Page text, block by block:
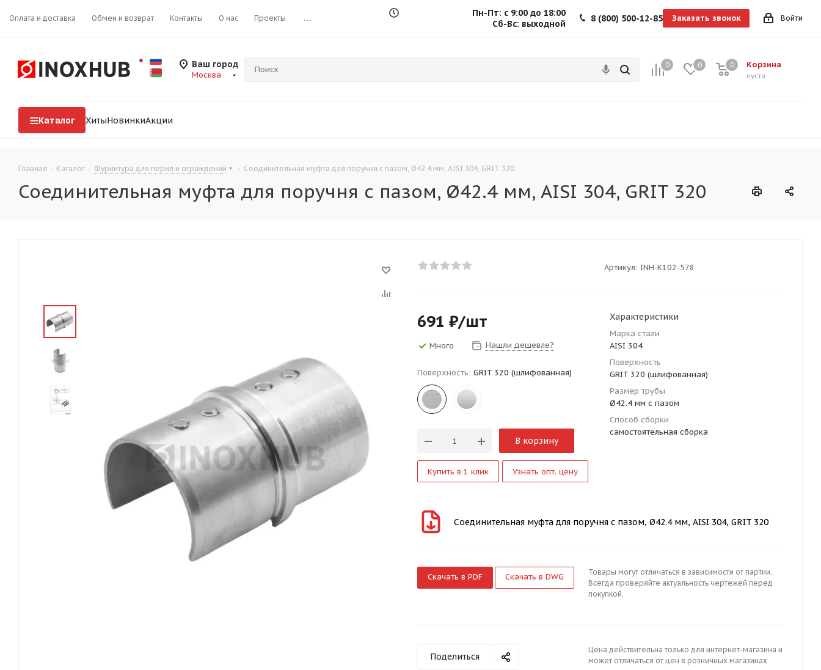
Оплата и доставка Обмен и возврат Контакты О нас Проекты ... Войти
8 (800) 500-12-85 Заказать звонок
Пн-Пт: с 9:00 до 18:00
Сб-Вс: выходной
Ваш город
Москва
0 0 Корзина
0
пуста
0
Каталог ХитыНовинкиАкции
Главная - Каталог - Фурнитура для перил и ограждений - Соединительная муфта для поручня с пазом, Ø42.4 мм, AISI 304, GRIT 320
Соединительная муфта для поручня с пазом, Ø42.4 мм, AISI 304, GRIT 320
Артикул: INH-K102-578
691 ₽/шт
Много Нашли дешевле?
Поверхность: GRIT 320 (шлифованная)
В корзину
Купить в 1 клик Узнать опт. цену
Характеристики
Марка стали
AISI 304
Поверхность
GRIT 320 (шлифованная)
Размер трубы
Ø42.4 мм с пазом
Способ сборки
самостоятельная сборка
Соединительная муфта для поручня с пазом, Ø42.4 мм, AISI 304, GRIT 320
Скачать в PDF Скачать в DWG
Товары могут отличаться в зависимости от партии.
Всегда проверяйте актуальность чертежей перед
покупкой.
Поделиться
Цена действительна только для интернет-магазина и
может отличаться от цен в розничных магазинах